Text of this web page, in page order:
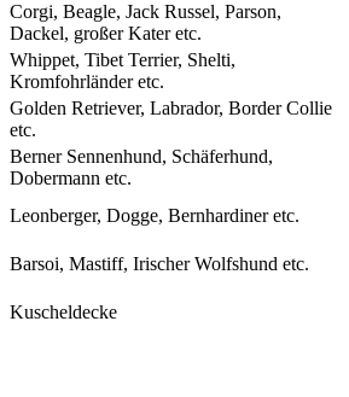
Corgi, Beagle, Jack Russel, Parson,
Dackel, großer Kater etc.
Whippet, Tibet Terrier, Shelti,
Kromfohrländer etc.
Golden Retriever, Labrador, Border Collie
etc.
Berner Sennenhund, Schäferhund,
Dobermann etc.
Leonberger, Dogge, Bernhardiner etc.
Barsoi, Mastiff, Irischer Wolfshund etc.
Kuscheldecke